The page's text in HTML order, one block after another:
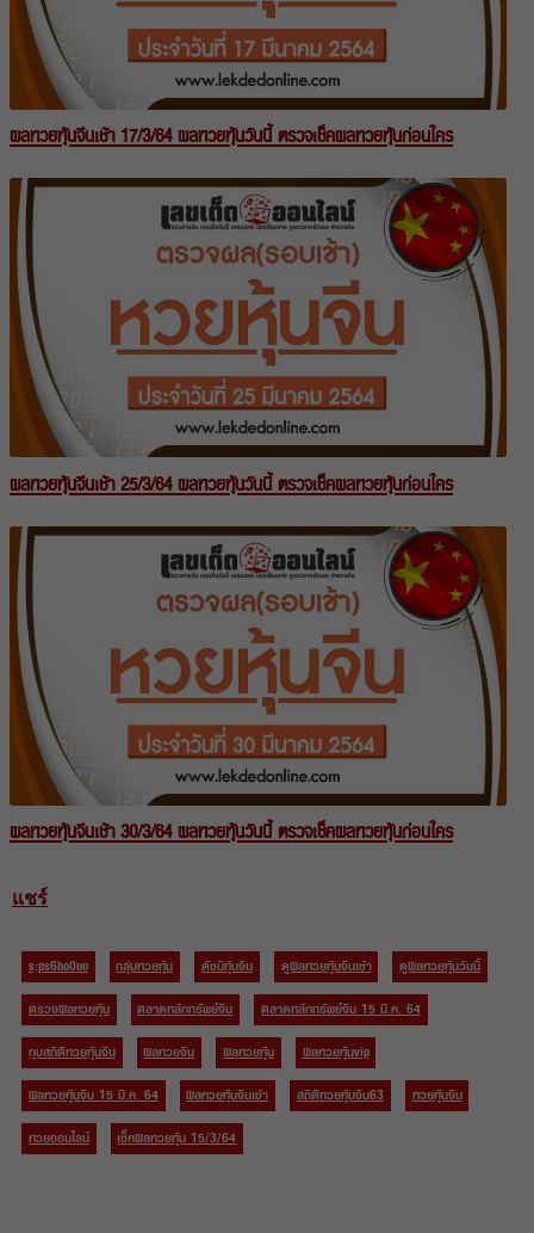
ผลหวยหุ้นจีนเช้า 17/3/64 ผลหวยหุ้นวันนี้ ตรวจเช็คผลหวยหุ้นก่อนใคร
ผลหวยหุ้นจีนเช้า 25/3/64 ผลหวยหุ้นวันนี้ ตรวจเช็คผลหวยหุ้นก่อนใคร
ผลหวยหุ้นจีนเช้า 30/3/64 ผลหวยหุ้นวันนี้ ตรวจเช็คผลหวยหุ้นก่อนใคร
แชร์
s;ps6ho0uo กลุ่มหวยหุ้น ดัชนีหุ้นจีน ดูผลหวยหุ้นจีนเช้า
ดูผลหวยหุ้นวันนี้
ตรวจผลหวยหุ้น
ตลาดหลักทรัพย์จีน
ตลาดหลักทรัพย์จีน 15 มี.ค. 64
ทุบสถิติหวยหุ้นจีน
ผลหวยจีน ผลหวยหุ้น
ผลหวยหุ้นvip
ผลหวยหุ้นจีน 15 มี.ค. 64
ผลหวยหุ้นจีนเช้า สถิติหวยหุ้นจีน63
หวยหุ้นจีน
หวยออนไลน์
เช็คผลหวยหุ้น 15/3/64